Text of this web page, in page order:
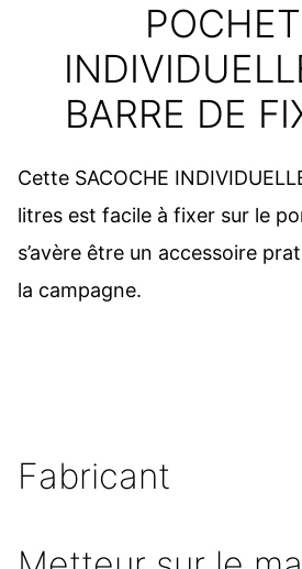
BARRE DE
Cette SACOCHE
litres est facile à fixer sur le
s’avère être un accessoire
la campagne.
Fabricant